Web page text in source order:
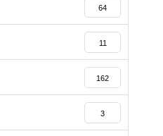
64
11
162
3